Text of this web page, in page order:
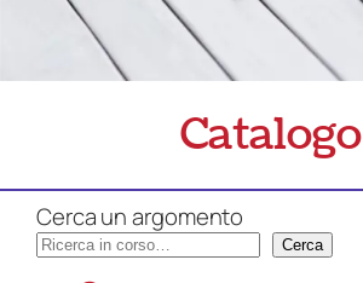
Catalogo
Cerca un argomento
Cerca